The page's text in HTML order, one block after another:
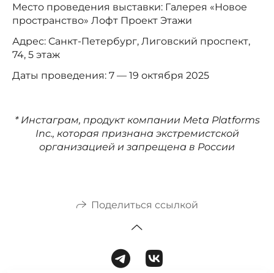
Место проведения выставки: Галерея «Новое
пространство» Лофт Проект Этажи
Адрес: Санкт-Петербург, Лиговский проспект,
74, 5 этаж
Даты проведения: 7 — 19 октября 2025
* Инстаграм, продукт компании Meta Platforms
Inc., которая признана экстремистской
организацией и запрещена в России
Поделиться ссылкой